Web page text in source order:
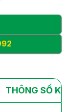
THÔNG SỐ